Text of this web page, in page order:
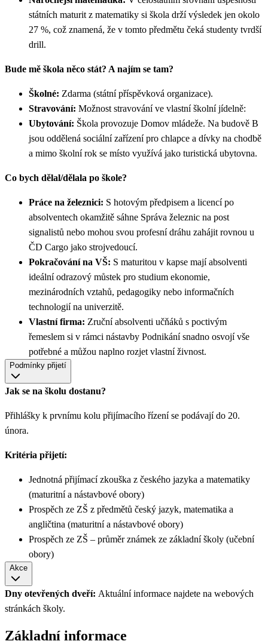
státních maturit z matematiky si škola drží výsledek jen okolo
27 %, což znamená, že v tomto předmětu čeká studenty tvrdší
drill.
Bude mě škola něco stát? A najím se tam?
Školné: Zdarma (státní příspěvková organizace).
Stravování: Možnost stravování ve vlastní školní jídelně:
Ubytování: Škola provozuje Domov mládeže. Na budově B
jsou oddělená sociální zařízení pro chlapce a dívky na chodbě
a mimo školní rok se místo využívá jako turistická ubytovna.
Co bych dělal/dělala po škole?
Práce na železnici: S hotovým předpisem a licencí po
absolventech okamžitě sáhne Správa železnic na post
signalistů nebo mohou svou profesní dráhu zahájit rovnou u
ČD Cargo jako strojvedoucí.
Pokračování na VŠ: S maturitou v kapse mají absolventi
ideální odrazový můstek pro studium ekonomie,
mezinárodních vztahů, pedagogiky nebo informačních
technologií na univerzitě.
Vlastní firma: Zruční absolventi učňáků s poctivým
řemeslem si v rámci nástavby Podnikání snadno osvojí vše
potřebné a můžou naplno rozjet vlastní živnost.
Podmínky přijetí
Jak se na školu dostanu?
Přihlášky k prvnímu kolu přijímacího řízení se podávají do 20.
února.
Kritéria přijetí:
Jednotná přijímací zkouška z českého jazyka a matematiky
(maturitní a nástavbové obory)
Prospěch ze ZŠ z předmětů český jazyk, matematika a
angličtina (maturitní a nástavbové obory)
Prospěch ze ZŠ – průměr známek ze základní školy (učební
obory)
Akce
Dny otevřených dveří: Aktuální informace najdete na webových
stránkách školy.
Základní informace